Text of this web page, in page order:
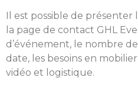
Il est possible de
la page de contact GHL
d’événement, le nombre
date, les besoins en
vidéo et logistique.